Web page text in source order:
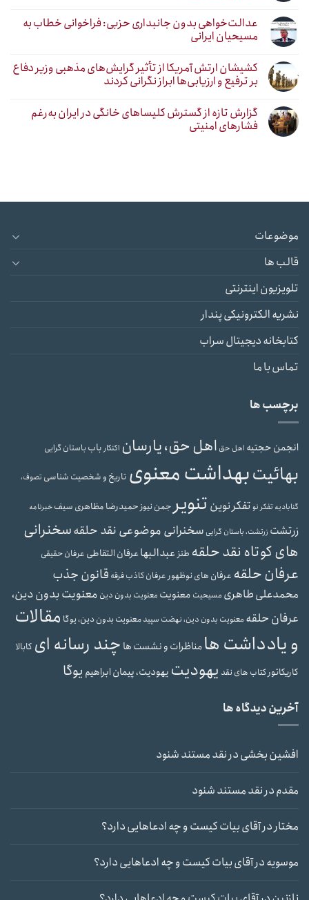
عدالت‌خواهی بدون جانبداری حزبی: فراخوانی خطاب به
مسیحیان ایرانی
کشیشان ارتش آمریکا از تأثیر گرایش‌های مذهبی وزیر دفاع
بر ترفیع و ارزیابی‌ها ابراز نگرانی کردند
گزارش تازه از گسترش کلیساهای خانگی در ایران به‌رغم
فشارهای امنیتی
موضوعات
قالب ها
تلویزیون اینترنتی
نشریه الکترونیکی پندار
کتابخانه دیجیتال سراب
تماس با ما
برچسب ها
انجمن حجتیه اهل حق اهل حق، یارسان اکنکارباب باستان گرایی
بهائیتبهداشت معنوی تاریخ و شخصیت شناسی تصوف،
گنابادیه تفکر نوتفکر نوین تنویر جمن نیوز حمیدرضا مظاهری سیفخبرنامه
زرتشت زرتشت، باستان گرایی سخنرانی موضوعی نقد حلقهسخنرانی
های کوتاه نقد حلقه طنز عبدالبهاعرفان التقاطی عرفان حقیقی
عرفان حلقه عرفان های نوظهور عرفان کاذبفرقه قانون جذب
محمدعلی طاهری مسیحیت معنویت معنویت بدون دین معنویت بدون دین،
عرفان حلقه معنویت بدون دین، نهضت سپیدمعنویت بدون دین، یوگا مقالات
و یادداشت هامناظرات و نشست ها چند رسانه ای کابالا
کاریکاتور کتاب های نقد یهودیت یهودیت، پیمان ابراهیم یوگا
آخرین دیدگاه ها
افشین بخشیدرنقد مستند شنود
مقدمدرنقد مستند شنود
مختاردرآقای بیات کیست و چه ادعاهایی دارد؟
موسویهدرآقای بیات کیست و چه ادعاهایی دارد؟